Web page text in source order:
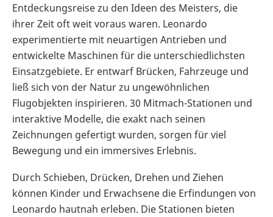
Entdeckungsreise zu den Ideen des Meisters, die
ihrer Zeit oft weit voraus waren. Leonardo
experimentierte mit neuartigen Antrieben und
entwickelte Maschinen für die unterschiedlichsten
Einsatzgebiete. Er entwarf Brücken, Fahrzeuge und
ließ sich von der Natur zu ungewöhnlichen
Flugobjekten inspirieren. 30 Mitmach-Stationen und
interaktive Modelle, die exakt nach seinen
Zeichnungen gefertigt wurden, sorgen für viel
Bewegung und ein immersives Erlebnis.
Durch Schieben, Drücken, Drehen und Ziehen
können Kinder und Erwachsene die Erfindungen von
Leonardo hautnah erleben. Die Stationen bieten